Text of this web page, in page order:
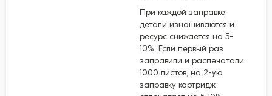
При каждой заправке,
детали изнашиваются и
ресурс снижается на 5-
10%. Если первый раз
заправили и распечатали
1000 листов, на 2-ую
заправку картридж